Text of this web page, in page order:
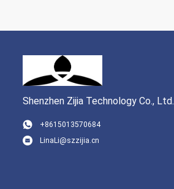
Shenzhen Zijia Technology Co., Ltd.
+8615013570684
LinaLi@szzijia.cn